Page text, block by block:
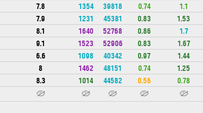
7.8 1354 39818 0.74 1.1
7.9 1231 45381 0.83 1.53
8.1 1640 52768 0.86 1.7
9.1 1523 52906 0.83 1.67
6.6 1098 40342 0.97 1.44
8 1462 48151 0.74 1.25
8.3 1014 44582 0.56 0.78